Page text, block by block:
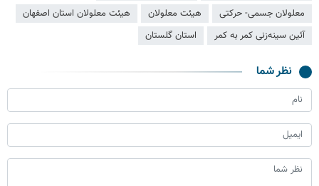
معلولان جسمی- حرکتی
هیئت معلولان
هیئت معلولان استان اصفهان
آئین سینه‌زنی کمر به کمر
استان گلستان
نظر شما